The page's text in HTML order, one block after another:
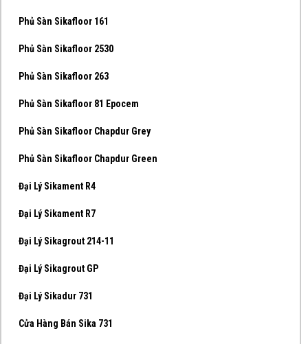
Phủ Sàn Sikafloor 161
Phủ Sàn Sikafloor 2530
Phủ Sàn Sikafloor 263
Phủ Sàn Sikafloor 81 Epocem
Phủ Sàn Sikafloor Chapdur Grey
Phủ Sàn Sikafloor Chapdur Green
Đại Lý Sikament R4
Đại Lý Sikament R7
Đại Lý Sikagrout 214-11
Đại Lý Sikagrout GP
Đại Lý Sikadur 731
Cửa Hàng Bán Sika 731